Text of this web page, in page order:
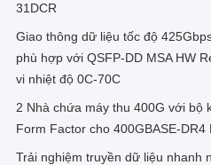
31DCR
Giao thông dữ liệu tốc độ
phù hợp với QSFP-DD MSA HW
vi nhiệt độ 0C-70C
2 Nhà chứa máy thu 400G với bộ
Form Factor cho 400GBASE-DR4
Trải nghiệm truyền dữ liệu nhanh